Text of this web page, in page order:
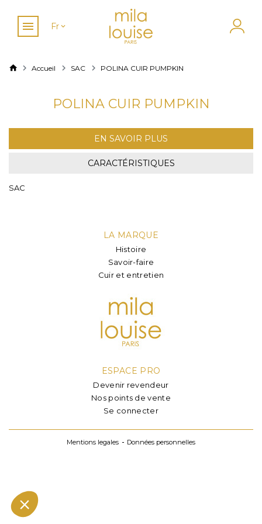
Fr
Accueil SAC POLINA CUIR PUMPKIN
POLINA CUIR PUMPKIN
EN SAVOIR PLUS
CARACTÉRISTIQUES
SAC
LA MARQUE
Histoire
Savoir-faire
Cuir et entretien
ESPACE PRO
Devenir revendeur
Nos points de vente
Se connecter
Mentions legales Données personnelles